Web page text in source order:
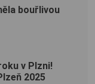
bouřlivou
v Plzni!
2025